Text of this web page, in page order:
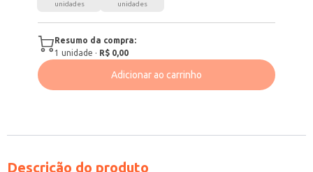
unidades unidades
Resumo da compra:
1 unidade · R$ 0,00
Adicionar ao carrinho
Descrição do produto